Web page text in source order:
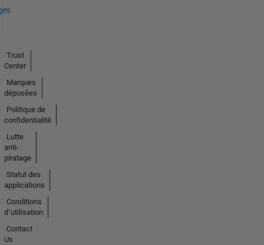
Trust
Center
Marques
déposées
Politique de
confidentialité
Lutte
anti-
piratage
Statut des
applications
Conditions
d՚utilisation
Contact
Us